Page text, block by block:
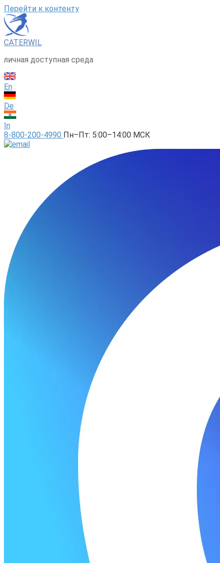
Перейти к контенту
CATERWIL
личная доступная среда
En
De
In
8-800-200-4990 Пн–Пт: 5:00–14:00 МСК